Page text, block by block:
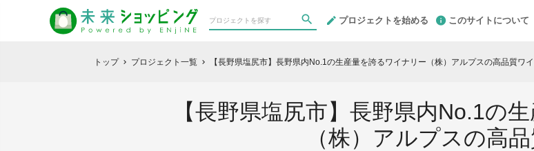
プロジェクトを始める このサイトについて
トップ chevron_right プロジェクト一覧 chevron_right 【長野県塩尻市】長野県内No.1の生産量を誇るワイナリー（株）アルプスの高品質ワ
【長野県塩尻市】長野県内No.1の
（株）アルプスの高